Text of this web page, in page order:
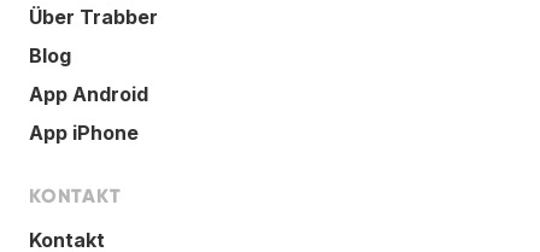
Über Trabber
Blog
App Android
App iPhone
KONTAKT
Kontakt